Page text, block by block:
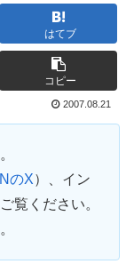
はてブ
コピー
2007.08.21
のX）、イン
覧ください。